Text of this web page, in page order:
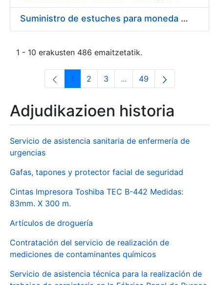
Suministro de estuches para moneda de 30 €
1 - 10 erakusten 486 emaitzetatik.
Orrialdea
1 Orrialdea
2 Orrialdea
3 ...Intermediate Pages Use
Orrialdea
49
Adjudikazioen historia
Servicio de asistencia sanitaria de enfermería de
urgencias
Gafas, tapones y protector facial de seguridad
Cintas Impresora Toshiba TEC B-442 Medidas:
83mm. X 300 m.
Artículos de droguería
Contratación del servicio de realización de
mediciones de contaminantes químicos
Servicio de asistencia técnica para la realización de